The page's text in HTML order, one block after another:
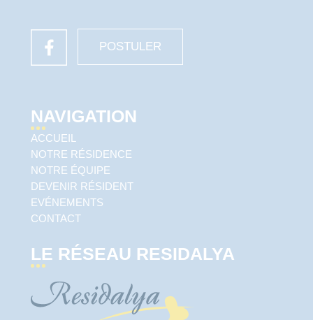
POSTULER
NAVIGATION
ACCUEIL
NOTRE RÉSIDENCE
NOTRE ÉQUIPE
DEVENIR RÉSIDENT
EVÉNEMENTS
CONTACT
LE RÉSEAU RESIDALYA